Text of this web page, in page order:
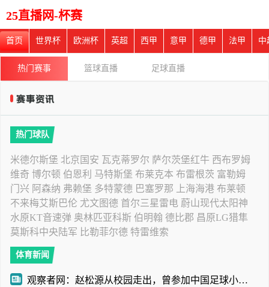
25直播网-杯赛
首页 世界杯 欧洲杯 英超 西甲 意甲 德甲 法甲 中
热门赛事 篮球直播 足球直播
热门球队
米德尔斯堡 北京国安 瓦克蒂罗尔 萨尔茨堡红牛 西布罗姆
维奇 博尔顿 伯恩利 马特斯堡 布莱克本 布雷根茨 富勒姆
门兴 阿森纳 弗赖堡 多特蒙德 巴塞罗那 上海海港 布莱顿
不来梅艾斯巴伦 尤文图德 首尔三星雷电 蔚山现代太阳神
水原KT音速弹 奥林匹亚科斯 伯明翰 德比郡 昌原LG猎隼
莫斯科中央陆军 比勒菲尔德 特雷维索
体育新闻
观察者网：赵松源从校园走出，曾参加中国足球小将项目